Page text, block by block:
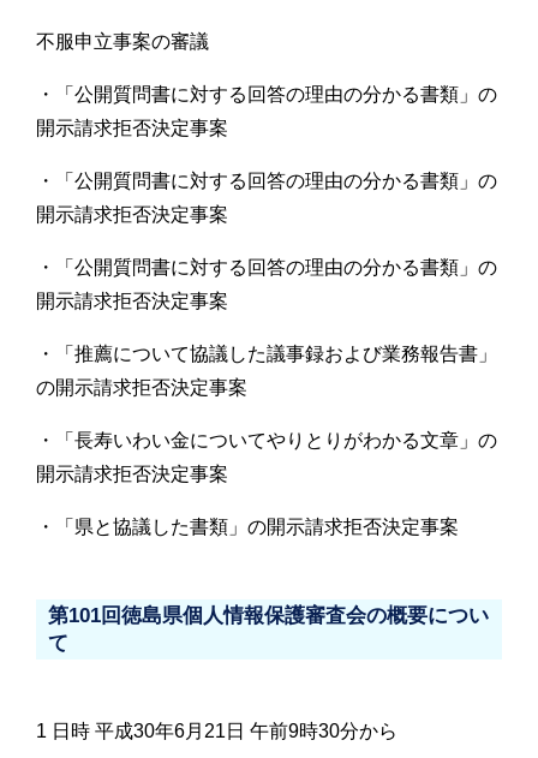
不服申立事案の審議
・「公開質問書に対する回答の理由の分かる書類」の
開示請求拒否決定事案
・「公開質問書に対する回答の理由の分かる書類」の
開示請求拒否決定事案
・「公開質問書に対する回答の理由の分かる書類」の
開示請求拒否決定事案
・「推薦について協議した議事録および業務報告書」
の開示請求拒否決定事案
・「長寿いわい金についてやりとりがわかる文章」の
開示請求拒否決定事案
・「県と協議した書類」の開示請求拒否決定事案
第101回徳島県個人情報保護審査会の概要につい
て
1 日時 平成30年6月21日 午前9時30分から